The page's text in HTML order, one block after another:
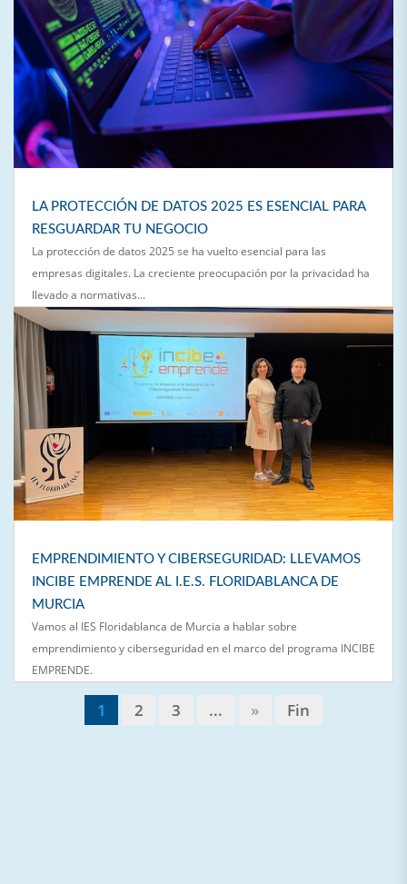
LA PROTECCIÓN DE DATOS 2025 ES ESENCIAL PARA
RESGUARDAR TU NEGOCIO
La protección de datos 2025 se ha vuelto esencial para las
empresas digitales. La creciente preocupación por la privacidad ha
llevado a normativas...
EMPRENDIMIENTO Y CIBERSEGURIDAD: LLEVAMOS
INCIBE EMPRENDE AL I.E.S. FLORIDABLANCA DE
MURCIA
Vamos al IES Floridablanca de Murcia a hablar sobre
emprendimiento y ciberseguridad en el marco del programa INCIBE
EMPRENDE.
1 2 3 ... » Fin